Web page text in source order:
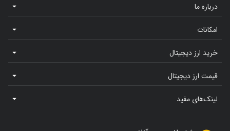
درباره ما
امکانات
خرید ارز دیجیتال
قیمت ارز دیجیتال
لینک‌های مفید